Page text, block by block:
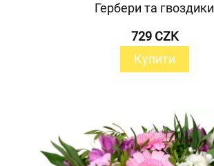
Гербери та гвоздики
729 CZK
Купити